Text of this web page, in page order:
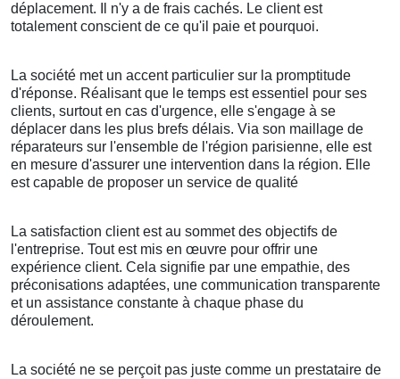
déplacement. Il n'y a de frais cachés. Le client est
totalement conscient de ce qu'il paie et pourquoi.
La société met un accent particulier sur la promptitude
d'réponse. Réalisant que le temps est essentiel pour ses
clients, surtout en cas d'urgence, elle s'engage à se
déplacer dans les plus brefs délais. Via son maillage de
réparateurs sur l'ensemble de l'région parisienne, elle est
en mesure d'assurer une intervention dans la région. Elle
est capable de proposer un service de qualité
La satisfaction client est au sommet des objectifs de
l'entreprise. Tout est mis en œuvre pour offrir une
expérience client. Cela signifie par une empathie, des
préconisations adaptées, une communication transparente
et un assistance constante à chaque phase du
déroulement.
La société ne se perçoit pas juste comme un prestataire de